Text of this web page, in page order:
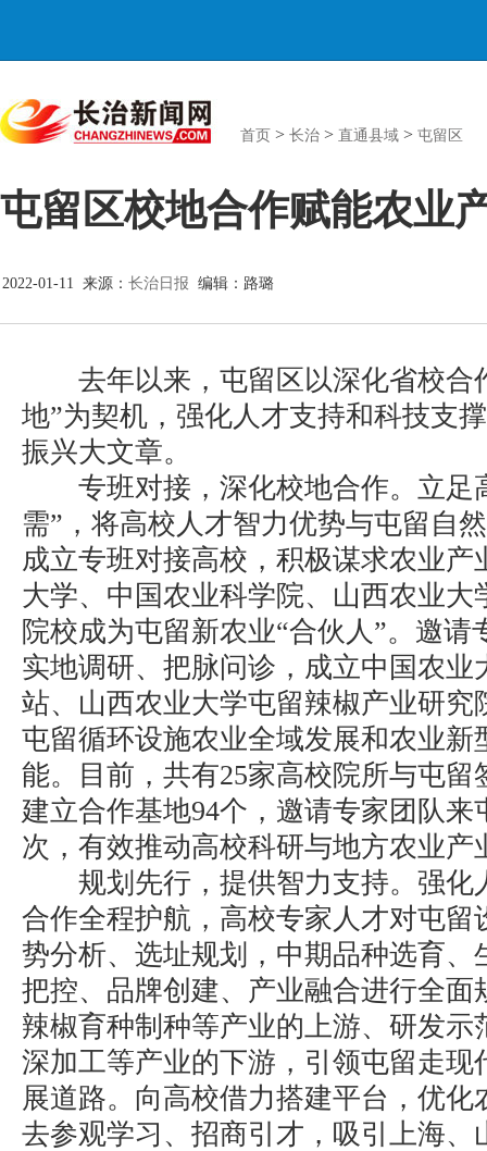
首页 > 长治 > 直通县域 > 屯留区
屯留区校地合作赋能农业
2022-01-11 来源： 长治日报 编辑：路璐
去年以来，屯留区以深化省校合
地”为契机，强化人才支持和科技支
振兴大文章。
专班对接，深化校地合作。立足
需”，将高校人才智力优势与屯留自
成立专班对接高校，积极谋求农业产
大学、中国农业科学院、山西农业大
院校成为屯留新农业“合伙人”。邀请
实地调研、把脉问诊，成立中国农业
站、山西农业大学屯留辣椒产业研究
屯留循环设施农业全域发展和农业新
能。目前，共有25家高校院所与屯留
建立合作基地94个，邀请专家团队来
次，有效推动高校科研与地方农业产
规划先行，提供智力支持。强化
合作全程护航，高校专家人才对屯留
势分析、选址规划，中期品种选育、
把控、品牌创建、产业融合进行全面
辣椒育种制种等产业的上游、研发示
深加工等产业的下游，引领屯留走现
展道路。向高校借力搭建平台，优化
去参观学习、招商引才，吸引上海、